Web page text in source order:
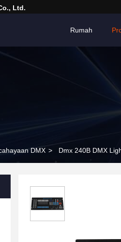
Ltd.
Rumah
DMX > Dmx 240B DMX